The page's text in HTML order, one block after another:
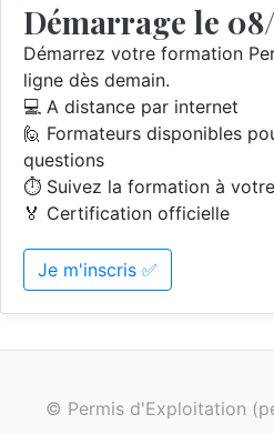
Démarrage le
Démarrez votre formation
ligne dès demain.
💻 A distance par internet
🙋 Formateurs disponibles
questions
⏱️ Suivez la formation à
🏅 Certification officielle
Je m'inscris ✅
© Permis d'Exploitation